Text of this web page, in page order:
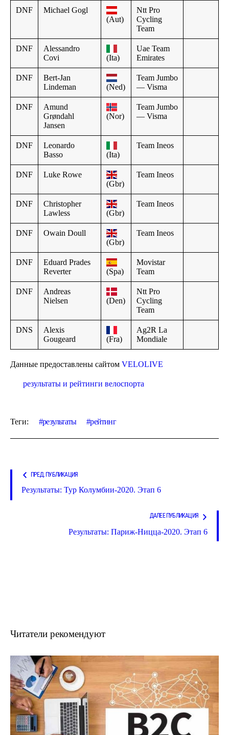
DNF
Michael Gogl
(Aut)
Ntt Pro
Cycling
Team
DNF
Alessandro
Covi
(Ita)
Uae Team
Emirates
DNF
Bert-Jan
Lindeman
(Ned)
Team Jumbo
— Visma
DNF
Amund
Grøndahl
Jansen
(Nor)
Team Jumbo
— Visma
DNF
Leonardo
Basso
(Ita)
Team Ineos
DNF
Luke Rowe
(Gbr)
Team Ineos
DNF
Christopher
Lawless
(Gbr)
Team Ineos
DNF
Owain Doull
(Gbr)
Team Ineos
DNF
Eduard Prades
Reverter
(Spa)
Movistar
Team
DNF
Andreas
Nielsen
(Den)
Ntt Pro
Cycling
Team
DNS
Alexis
Gougeard
(Fra)
Ag2R La
Mondiale
Данные предоставлены сайтом VELOLIVE
результаты и рейтинги велоспорта
Теги: результаты рейтинг
ПРЕД. ПУБЛИКАЦИЯ
Результаты: Тур Колумбии-2020. Этап 6
ДАЛЕЕ ПУБЛИКАЦИЯ
Результаты: Париж-Ницца-2020. Этап 6
Читатели рекомендуют